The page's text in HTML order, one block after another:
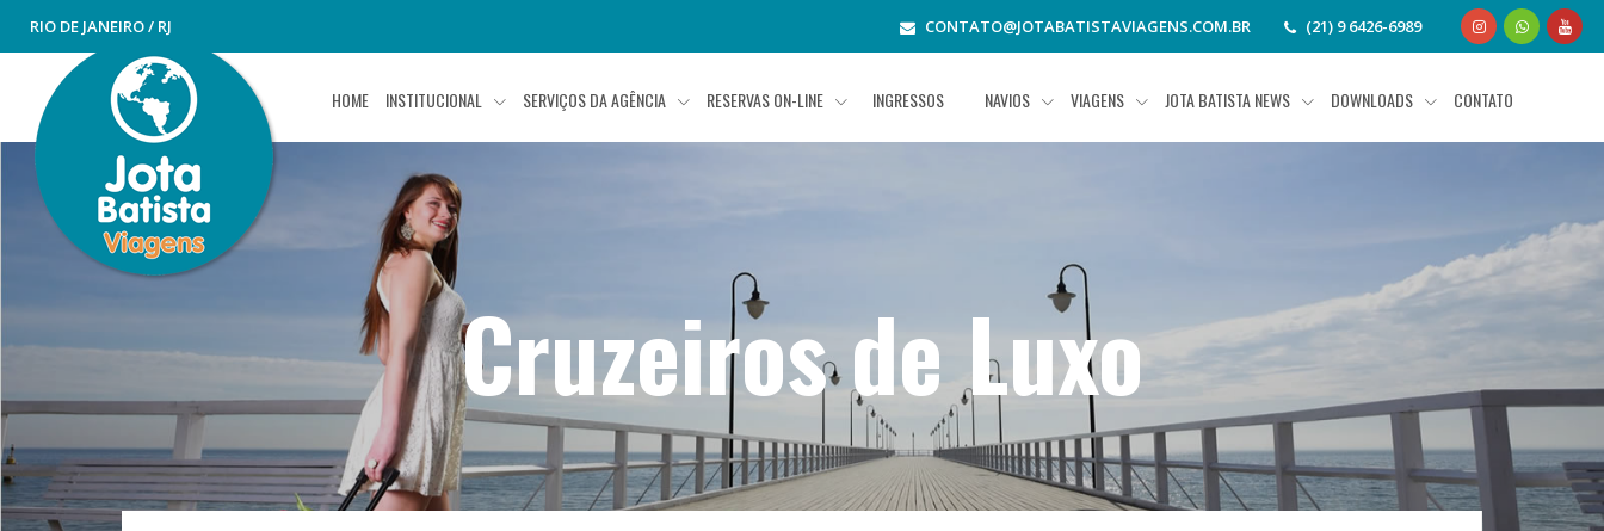
RIO DE JANEIRO / RJ CONTATO@JOTABATISTAVIAGENS.COM.BR (21) 9 6426-6989
HOME INSTITUCIONAL SERVIÇOS DA AGÊNCIA RESERVAS ON-LINE INGRESSOS NAVIOS VIAGENS JOTA BATISTA NEWS DOWNLOADS CONTATO
Cruzeiros de Luxo